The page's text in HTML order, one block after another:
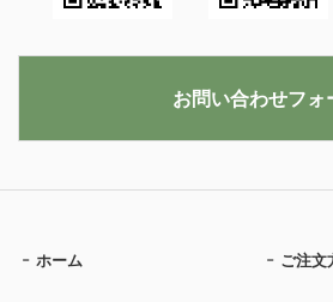
ホーム ご注文
お問い合わせフォ